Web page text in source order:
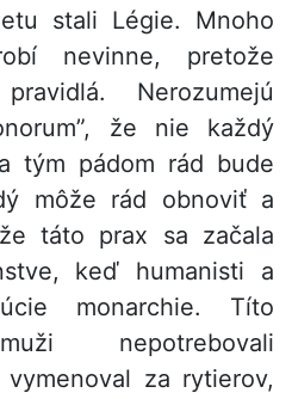
stali Légie. Mnoho
nevinne, pretože
Nerozumejú
že nie každý
tým pádom rád bude
môže rád obnoviť a
táto prax sa začala
keď humanisti a
monarchie. Títo
nepotrebovali
za rytierov,